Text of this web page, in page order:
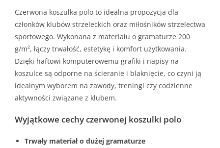
Czerwona koszulka polo to idealna propozycja dla
członków klubów strzeleckich oraz miłośników strzelectwa
sportowego. Wykonana z materiału o gramaturze 200
g/m², łączy trwałość, estetykę i komfort użytkowania.
Dzięki haftowi komputerowemu grafiki i napisy na
koszulce są odporne na ścieranie i blaknięcie, co czyni ją
idealnym wyborem na zawody, treningi czy codzienne
aktywności związane z klubem.
Wyjątkowe cechy czerwonej koszulki polo
Trwały materiał o dużej gramaturze